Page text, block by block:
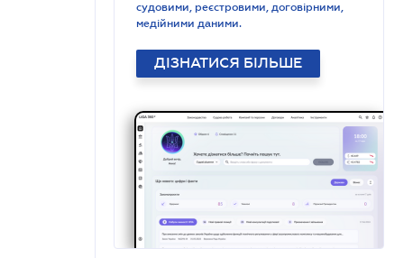
судовими, реєстровими, договірними,
медійними даними.
ДІЗНАТИСЯ БІЛЬШЕ